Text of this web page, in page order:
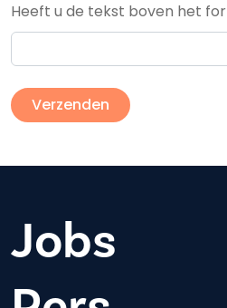
Heeft u de tekst boven het
Jobs